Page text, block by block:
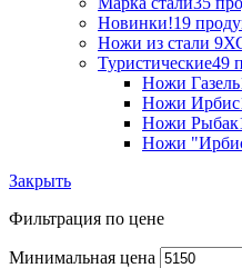
Новинки!19
Ножи из стали
Туристические49
Ножи Газель
Ножи Ирбис
Ножи Рыбак
Ножи
Закрыть
Фильтрация по цене
Минимальная цена